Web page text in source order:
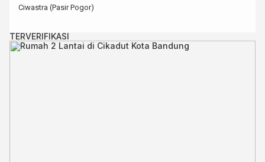
Ciwastra (Pasir Pogor)
TERVERIFIKASI